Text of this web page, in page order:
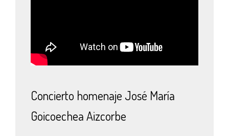
Concierto homenaje José María
Goicoechea Aizcorbe